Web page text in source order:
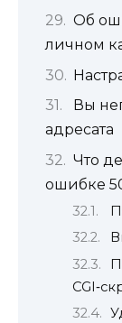
Об
личном
Вы
адресата
Что
ошибке